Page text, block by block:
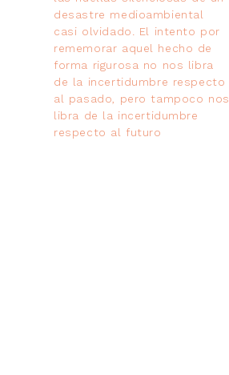
desastre medioambiental
casi olvidado. El intento por
rememorar aquel hecho de
forma rigurosa no nos libra
de la incertidumbre respecto
al pasado, pero tampoco nos
libra de la incertidumbre
respecto al futuro